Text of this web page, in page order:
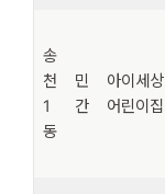
송
천
1
동
민
간
아이세상
어린이집